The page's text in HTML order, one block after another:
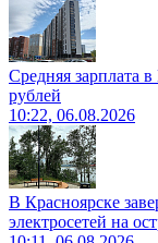
Средняя зарплата
рублей
10:22, 06.08.2026
В Красноярске
электросетей на